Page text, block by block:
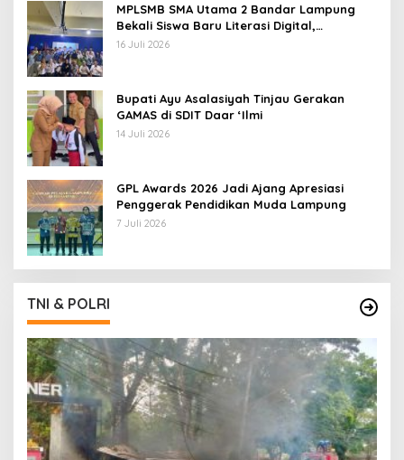
MPLSMB SMA Utama 2 Bandar Lampung
Bekali Siswa Baru Literasi Digital,
Jurnalistik, dan Etika Bermedia Sosial
16 Juli 2026
Bupati Ayu Asalasiyah Tinjau Gerakan
GAMAS di SDIT Daar ‘Ilmi
14 Juli 2026
GPL Awards 2026 Jadi Ajang Apresiasi
Penggerak Pendidikan Muda Lampung
7 Juli 2026
TNI & POLRI